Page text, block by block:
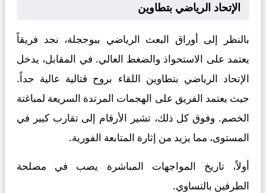
الإتحاد الرياضي بتطاوين
بالنظر إلى أوراق البعث الرياضي ببوحجلة، نجد فريقاً
يعتمد على الاستحواذ والضغط العالي. في المقابل، يدخل
الإتحاد الرياضي بتطاوين اللقاء بروح قتالية عالية جداً.
حيث يعتمد الفريق على الهجمات المرتدة السريعة لمباغتة
الخصم. وفوق كل ذلك، تشير الأرقام إلى تقارب كبير في
المستوى، مما يزيد من إثارة المتابعة الفورية.
أولاً، تاريخ المواجهات المباشرة يصب في مصلحة
الطرفين بالتساوي.